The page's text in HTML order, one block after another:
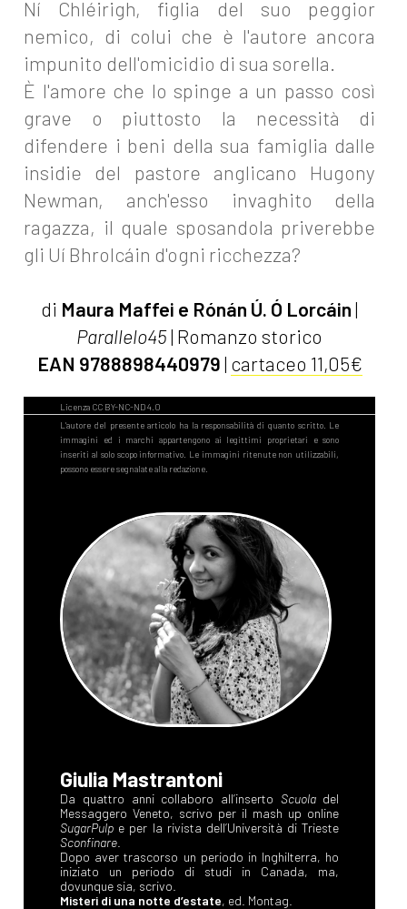
Ní Chléirigh, figlia del suo peggior
nemico, di colui che è l'autore ancora
impunito dell'omicidio di sua sorella.
È l'amore che lo spinge a un passo così
grave o piuttosto la necessità di
difendere i beni della sua famiglia dalle
insidie del pastore anglicano Hugony
Newman, anch'esso invaghito della
ragazza, il quale sposandola priverebbe
gli Uí Bhrolcáin d'ogni ricchezza?
di Maura Maffei e Rónán Ú. Ó Lorcáin |
Parallelo45| Romanzo storico
EAN 9788898440979 | cartaceo 11,05€
Giulia Mastrantoni
Da quattro anni collaboro all’inserto Scuoladel
Messaggero Veneto, scrivo per il mash up online
SugarPulp e per la rivista dell’Università di Trieste
Sconfinare
Dopo aver trascorso un periodo in Inghilterra, ho
iniziato un periodo di studi in Canada, ma,
dovunque sia, scrivo.
Misteri di una notte d’estate, ed. Montag.